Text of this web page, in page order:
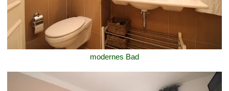
modernes Bad